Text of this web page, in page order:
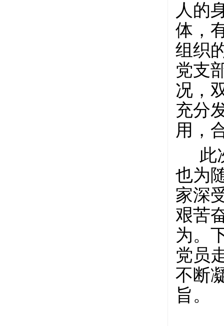
人的
体，
组织
党支
况，
充分
用，
此
也为
家深
艰苦
为。
党员
不断
旨。